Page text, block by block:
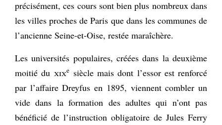
précisément, ces cours sont bien plus nombreux dans
les villes proches de Paris que dans les communes de
l’ancienne Seine-et-Oise, restée maraîchère.
Les universités populaires, créées dans la deuxième
moitié du xixesiècle mais dont l’essor est renforcé
par l’affaire Dreyfus en 1895, viennent combler un
vide dans la formation des adultes qui n’ont pas
bénéficié de l’instruction obligatoire de Jules Ferry